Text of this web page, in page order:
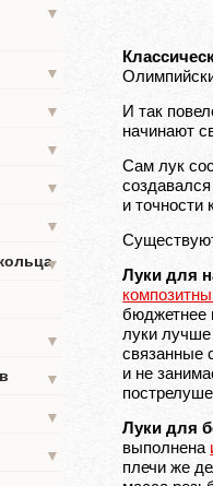
▼
▼
▼
▼
▼
▼
▼
▼
▼
▼
▼
И так
начинают
Сам лук
и точности
Луки для
бюджетнее
луки лучше
связанные
и не
Луки для
выполнена
плечи же